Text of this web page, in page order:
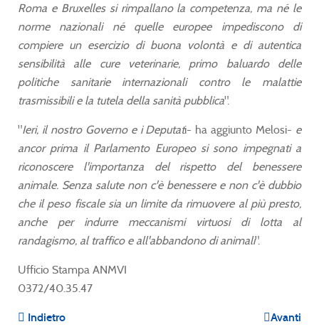
Roma e Bruxelles si rimpallano la competenza, ma né le
norme nazionali né quelle europee impediscono di
compiere un esercizio di buona volontà e di autentica
sensibilità alle cure veterinarie, primo baluardo delle
politiche sanitarie internazionali contro le malattie
trasmissibili e la tutela della sanità pubblica".
"Ieri, il nostro Governo e i Deputati- ha aggiunto Melosi- e
ancor prima il Parlamento Europeo si sono impegnati a
riconoscere l'importanza del rispetto del benessere
animale. Senza salute non c'è benessere e non c'è dubbio
che il peso fiscale sia un limite da rimuovere al più presto,
anche per indurre meccanismi virtuosi di lotta al
randagismo, al traffico e all'abbandono di animali".
Ufficio Stampa ANMVI
0372/40.35.47
Indietro Avanti